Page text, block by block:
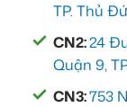
TP. Thủ
CN2:24
Quận 9,
CN3:753